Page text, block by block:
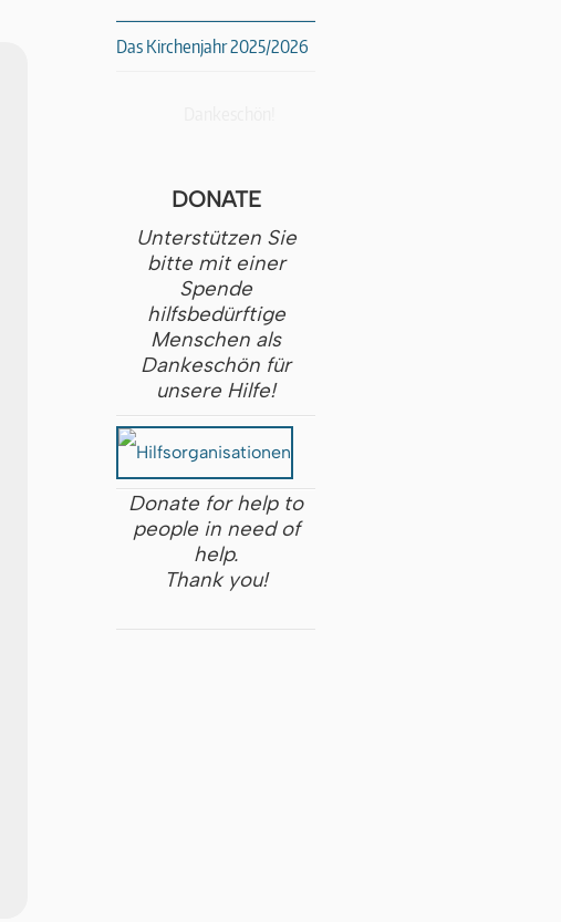
Das Kirchenjahr 2025/2026
DONATE
Unterstützen Sie
bitte mit einer
Spende
hilfsbedürftige
Menschen als
Dankeschön für
unsere Hilfe!
Donate for help to
people in need of
help.
Thank you!